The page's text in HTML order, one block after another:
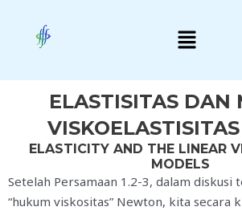
content
Menu
ELASTISITAS DAN
ELASTICITY AND THE LINEAR
MODELS
Setelah Persamaan 1.2-3, dalam diskusi
“hukum viskositas” Newton, kita secara